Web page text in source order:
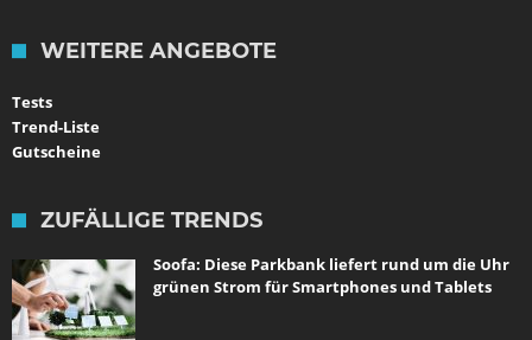
WEITERE ANGEBOTE
Tests
Trend-Liste
Gutscheine
ZUFÄLLIGE TRENDS
Soofa: Diese Parkbank liefert rund um die Uhr
grünen Strom für Smartphones und Tablets